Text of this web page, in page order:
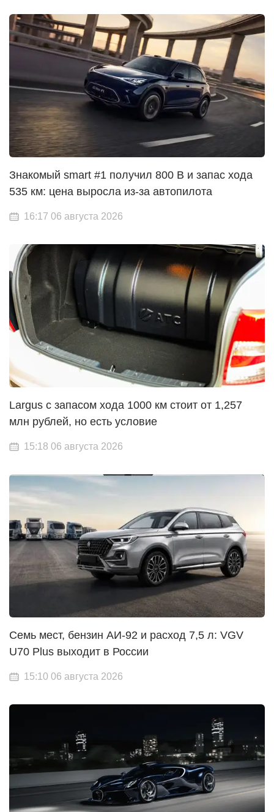
Знакомый smart #1 получил 800 В и запас хода
535 км: цена выросла из-за автопилота
16:17 06 августа 2026
Largus с запасом хода 1000 км стоит от 1,257
млн рублей, но есть условие
15:18 06 августа 2026
Семь мест, бензин АИ-92 и расход 7,5 л: VGV
U70 Plus выходит в России
15:10 06 августа 2026